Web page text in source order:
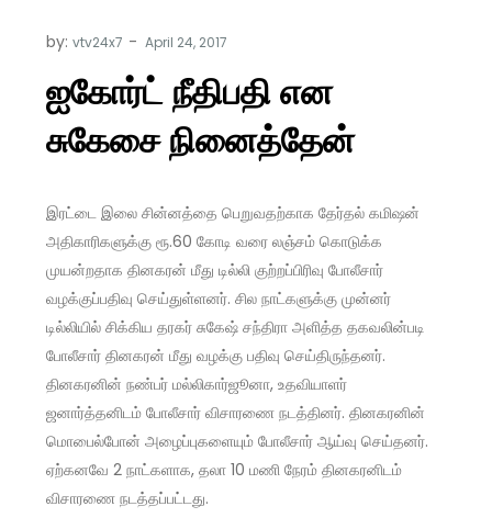
by:vtv24x7
ஐகோர்ட் நீதிபதி என
சுகேசை நினைத்தேன்
இரட்டை இலை சின்னத்தை பெறுவதற்காக தேர்தல் கமிஷன்
அதிகாரிகளுக்கு ரூ.60 கோடி வரை லஞ்சம் கொடுக்க
முயன்றதாக தினகரன் மீது டில்லி குற்றப்பிரிவு போலீசார்
வழக்குப்பதிவு செய்துள்ளனர். சில நாட்களுக்கு முன்னர்
டில்லியில் சிக்கிய தரகர் சுகேஷ் சந்திரா அளித்த தகவலின்படி
போலீசார் தினகரன் மீது வழக்கு பதிவு செய்திருந்தனர்.
தினகரனின் நண்பர் மல்லிகார்ஜூனா, உதவியாளர்
ஜனார்த்தனிடம் போலீசார் விசாரணை நடத்தினர். தினகரனின்
மொபைல்போன் அழைப்புகளையும் போலீசார் ஆய்வு செய்தனர்.
ஏற்கனவே 2 நாட்களாக, தலா 10 மணி நேரம் தினகரனிடம்
விசாரணை நடத்தப்பட்டது.